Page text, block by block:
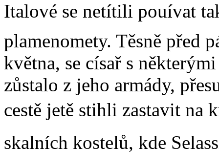
Italové se netítili pouívat
plamenomety. Těsně před
května, se císař s
zůstalo z jeho armády,
cestě jetě stihli zastavit
skalních kostelů, kde